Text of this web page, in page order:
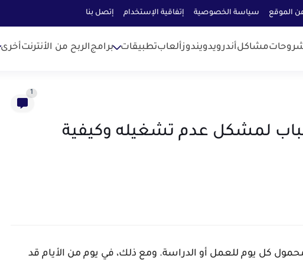
الموقع سياسة الخصوصية إتفاقية الإستخدام إتصل بنا
مشاكلأندرويدويندوزألعابتطبيقات برامجالربح من الأنترنتأخرى
1
توب لا يعمل | 7 أسباب لمشكل عدم تشغيله وكيفية
كل يوم للعمل أو الدراسة. ومع ذلك، في يوم من الأيام قد